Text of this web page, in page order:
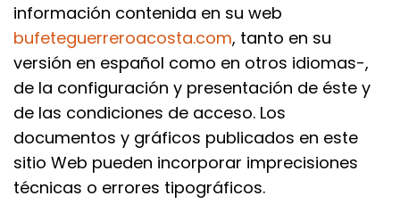
información contenida en su web
bufeteguerreroacosta.com, tanto en su
versión en español como en otros idiomas-,
de la configuración y presentación de éste y
de las condiciones de acceso. Los
documentos y gráficos publicados en este
sitio Web pueden incorporar imprecisiones
técnicas o errores tipográficos.